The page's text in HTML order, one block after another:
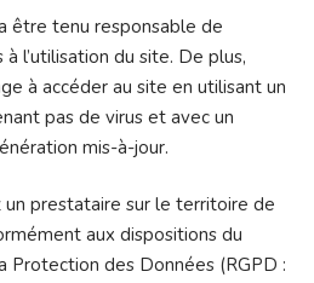
être tenu responsable de
l’utilisation du site. De plus,
à accéder au site en utilisant un
pas de virus et avec un
mis-à-jour.
prestataire sur le territoire de
aux dispositions du
Protection des Données (RGPD :